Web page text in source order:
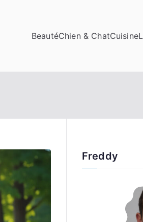
BeautéChien & ChatCuisine
Freddy